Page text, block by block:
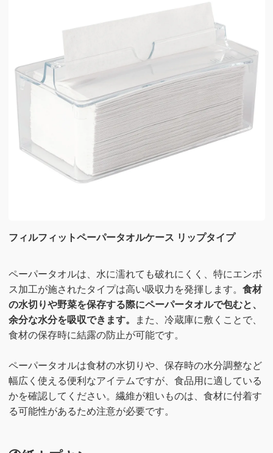
フィルフィットペーパータオルケース リップタイプ
ペーパータオルは、水に濡れても破れにくく、特にエンボ
ス加工が施されたタイプは高い吸収力を発揮します。 食材
の水切りや野菜を保存する際にペーパータオルで包むと、
余分な水分を吸収できます。
また、冷蔵庫に敷くことで、
食材の保存時に結露の防止が可能です。
ペーパータオルは食材の水切りや、保存時の水分調整など
幅広く使える便利なアイテムですが、食品用に適している
かを確認してください。繊維が粗いものは、食材に付着す
る可能性があるため注意が必要です。